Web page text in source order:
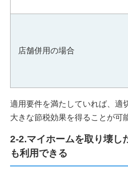
店舗併用の場合
適用要件を満たしていれば、適
大きな節税効果を得ることが可
2-2.マイホームを取り壊し
も利用できる